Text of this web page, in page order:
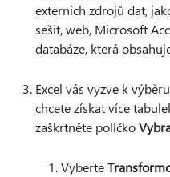
externích zdrojů dat,
sešit, web, Microsoft
databáze, která
Excel vás vyzve k
chcete získat více
zaškrtněte políčko
Vyberte